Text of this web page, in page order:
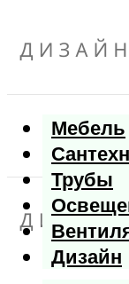
Мебель
Трубы
Дизайн